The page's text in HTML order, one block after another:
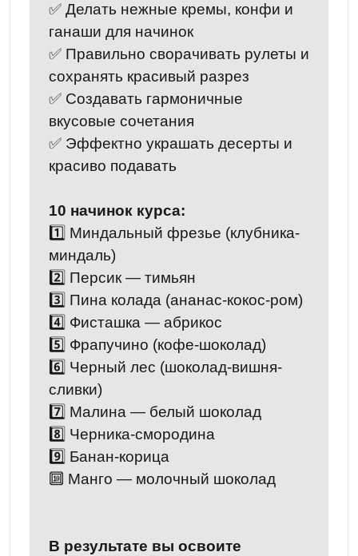
✅ Делать нежные кремы, конфи и
ганаши для начинок
✅ Правильно сворачивать рулеты и
сохранять красивый разрез
✅ Создавать гармоничные
вкусовые сочетания
✅ Эффектно украшать десерты и
красиво подавать
10 начинок курса:
1️⃣ Миндальный фрезье (клубника-
миндаль)
2️⃣ Персик — тимьян
3️⃣ Пина колада (ананас-кокос-ром)
4️⃣ Фисташка — абрикос
5️⃣ Фрапучино (кофе-шоколад)
6️⃣ Черный лес (шоколад-вишня-
сливки)
7️⃣ Малина — белый шоколад
8️⃣ Черника-смородина
9️⃣ Банан-корица
🔟 Манго — молочный шоколад
В результате вы освоите